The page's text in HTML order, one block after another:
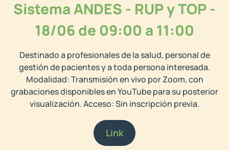
Sistema ANDES - RUP y TOP -
18/06 de 09:00 a 11:00
Destinado a profesionales de la salud, personal de
gestión de pacientes y a toda persona interesada.
Modalidad: Transmisión en vivo por Zoom, con
grabaciones disponibles en YouTube para su posterior
visualización. Acceso: Sin inscripción previa.
Link